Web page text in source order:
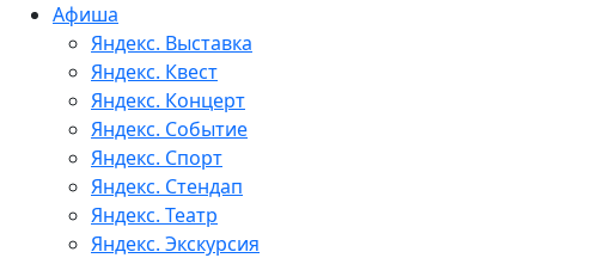
Афиша
Яндекс. Выставка
Яндекс. Квест
Яндекс. Концерт
Яндекс. Событие
Яндекс. Спорт
Яндекс. Стендап
Яндекс. Театр
Яндекс. Экскурсия